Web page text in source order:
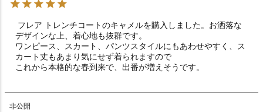
デザインな上、着心地も抜群です。
ワンピース、スカート、パンツスタイルにもあわせやすく、ス
カート丈もあまり気にせず着られますので
これから本格的な春到来で、出番が増えそうです。
非公開